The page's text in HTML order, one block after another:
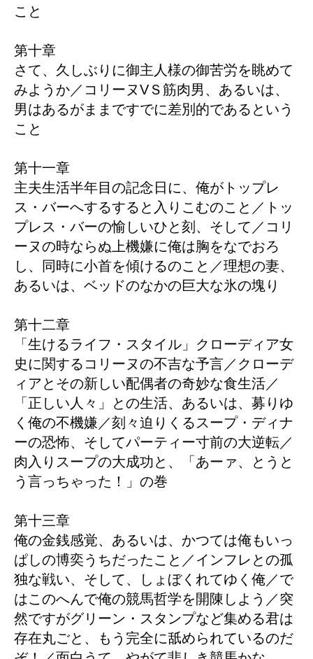
こと
第十章
さて、久しぶりに御主人様の御苦労を眺めて
みようか／コリーヌVＳ筋肉男、あるいは、
男はあるがままですでに差別的であるという
こと
第十一章
主夫生活半年目の記念日に、俺がトップレ
ス・バーへするすると入りこむのこと／トッ
プレス・バーの愉しいひと刻、そして／コリ
ーヌの時ならぬ上機嫌に俺は胸をなでおろ
し、同時に小首を傾けるのこと／理想の妻、
あるいは、ベッドのなかの巨大な氷の塊り
第十二章
「生けるライフ・スタイル」クローディア女
史に関するコリーヌの不吉な予言／クローデ
ィアとその新しい配偶者の奇妙な食生活／
「正しい人々」との生活、あるいは、募りゆ
く俺の不機嫌／刻々迫りくるスープ・ディナ
ーの恐怖、そしてパーティー寸前の大逆転／
肉入りスープの大成功と、「あーァ、とうと
う言っちゃった！」の巻
第十三章
俺の金銭感覚、あるいは、かつては俺もいっ
ぱしの博奕うちだったこと／インフレとの孤
独な戦い、そして、しょぼくれてゆく俺／で
はこのへんで俺の競馬哲学を開陳しよう／突
然ですがグリーン・スタンプなど集める君は
存在丸ごと、もう完全に舐められているのだ